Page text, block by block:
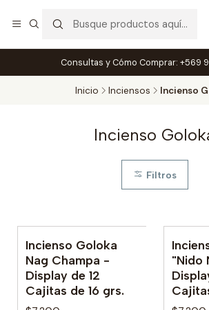
Consultas y Cómo Comprar: +569
Inicio Inciensos Incienso
Incienso
Filtros
Incienso Goloka
Nag Champa -
Display de 12
Cajitas de 16 grs.
"Nido